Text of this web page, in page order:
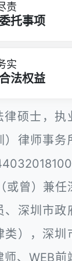
责
托事项
实
法权益
律硕士，执
律师事务
或曾）兼任
、深圳市政
类），深圳
、WEB前